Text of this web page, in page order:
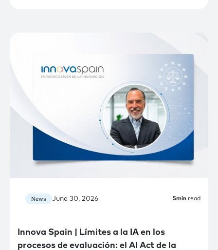
News June 30, 2026 5min read
Innova Spain | Límites a la IA en los
procesos de evaluación: el AI Act de la